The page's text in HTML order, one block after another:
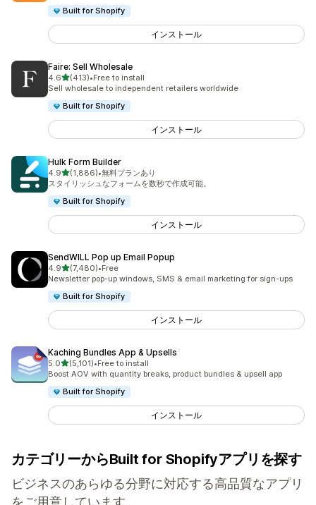
Built for Shopify
インストール
Faire: Sell Wholesale
4.65つ星中
(413)
合計レビュー数：413件
•Free to install
Sell wholesale to independent retailers worldwide
Built for Shopify
インストール
Hulk Form Builder
4.95つ星中
(1,886)
合計レビュー数：1886件
•無料プランあり
スタイリッシュなフォームを数秒で作成可能。
Built for Shopify
インストール
SendWILL Pop up Email Popup
4.95つ星中
(7,480)
合計レビュー数：7480件
•Free
Newsletter pop-up windows, SMS & email marketing for sign-ups
Built for Shopify
インストール
Kaching Bundles App & Upsells
5.05つ星中
(5,101)
合計レビュー数：5101件
•Free to install
Boost AOV with quantity breaks, product bundles & upsell app
Built for Shopify
インストール
カテゴリーからBuilt for Shopifyアプリを探す
ビジネスのあらゆる分野に対応する高品質なアプリ
をご用意しています。